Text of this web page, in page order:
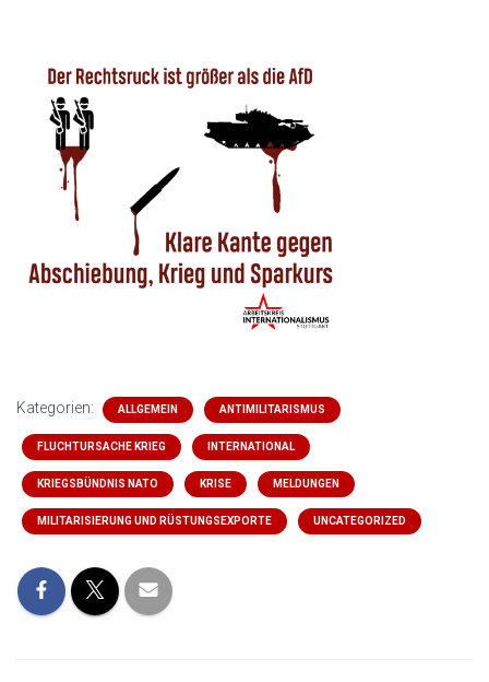
Kategorien: ALLGEMEIN ANTIMILITARISMUS
FLUCHTURSACHE KRIEG INTERNATIONAL
KRIEGSBÜNDNIS NATO KRISE MELDUNGEN
MILITARISIERUNG UND RÜSTUNGSEXPORTE UNCATEGORIZED